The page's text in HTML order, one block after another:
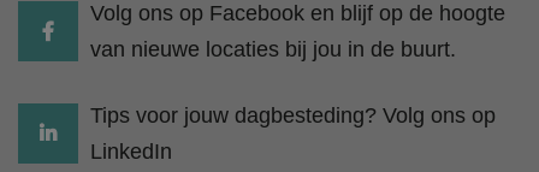
Volg ons op Facebook en blijf op de hoogte
van nieuwe locaties bij jou in de buurt.
Tips voor jouw dagbesteding? Volg ons op
LinkedIn